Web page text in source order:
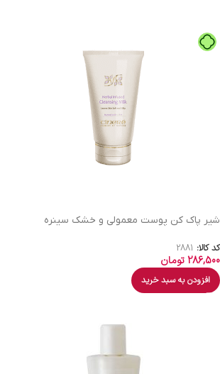
شیر پاک کن پوست معمولی و خشک سینره
کد کالا: 2881
286,500تومان
افزودن به سبد خرید